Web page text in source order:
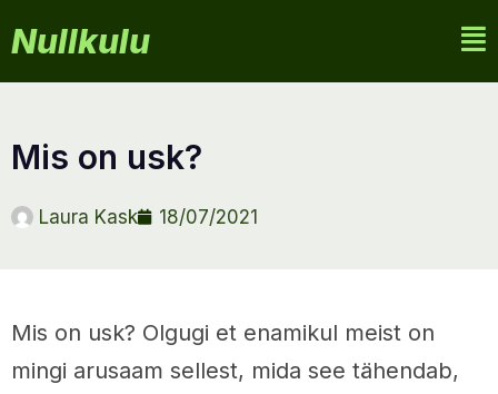
Nullkulu
mis on usk?
Laura Kask 18/07/2021
Mis on usk? Olgugi et enamikul meist on
mingi arusaam sellest, mida see tähendab,